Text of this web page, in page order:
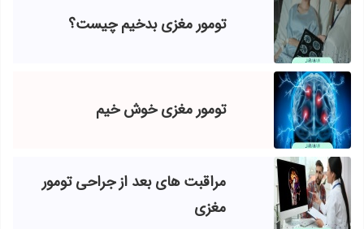
تومور مغزی بدخیم چیست؟
تومور مغزی خوش خیم
مراقبت های بعد از جراحی تومور
مغزی